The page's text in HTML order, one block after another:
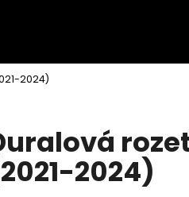
2024)
2024)
HLEDAT